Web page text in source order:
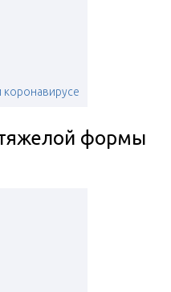
коронавирусе
формы